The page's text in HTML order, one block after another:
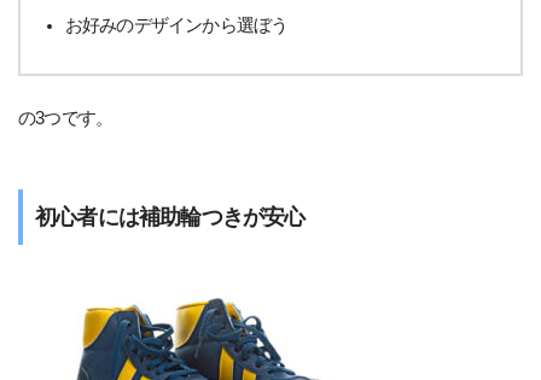
お好みのデザインから選ぼう
の3つです。
初心者には補助輪つきが安心